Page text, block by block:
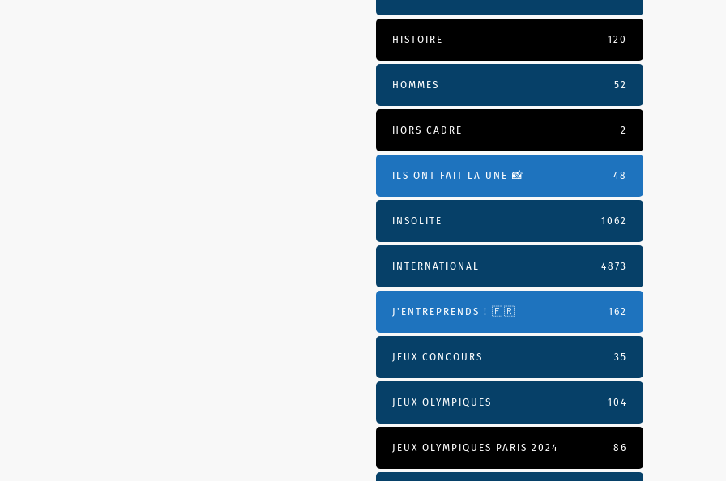
HISTOIRE 120
HOMMES 52
HORS CADRE 2
ILS ONT FAIT LA UNE 📸 48
INSOLITE 1062
INTERNATIONAL 4873
J'ENTREPRENDS ! 🇫🇷 162
JEUX CONCOURS 35
JEUX OLYMPIQUES 104
JEUX OLYMPIQUES PARIS 2024 86